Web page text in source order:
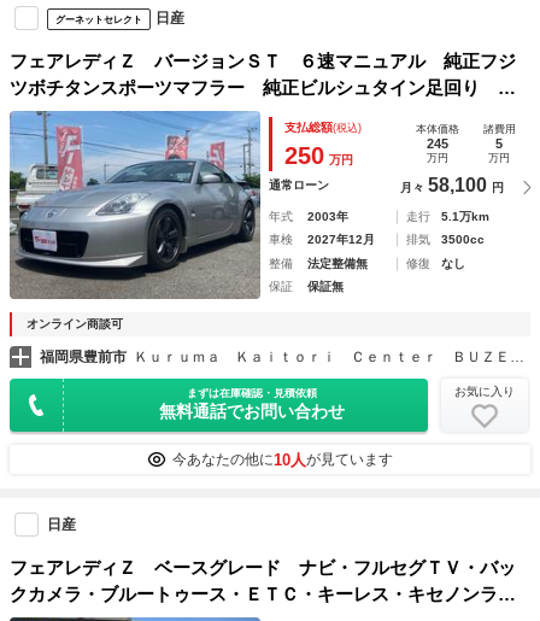
グーネットセレクト 日産
フェアレディＺ バージョンＳＴ ６速マニュアル 純正フジ
ツボチタンスポーツマフラー 純正ビルシュタイン足回り 純
正レイズホイール ＢＯＳＥサウンド ナビ ＥＴＣ バッ
クカメラ ドライブレコーダー パワーシート シートヒー
ター
支払総額(税込)
250 万円
本体価格
245
万円
諸費用
5
万円
通常ローン 月々 58,100 円
年式 2003年 走行
5.1万km
車検
2027年12月 排気
3500cc
整備
法定整備無 修復
なし
保証
保証無
オンライン商談可
福岡県豊前市 Ｋｕｒｕｍａ Ｋａｉｔｏｒｉ Ｃｅｎｔｅｒ ＢＵＺＥＮ 車買取センター豊前店
まずは在庫確認・見積依頼
無料通話でお問い合わせ
お気に入り
今あなたの他に10人が見ています
日産
フェアレディＺ ベースグレード ナビ・フルセグＴＶ・バッ
クカメラ・ブルートゥース・ＥＴＣ・キーレス・キセノンライ